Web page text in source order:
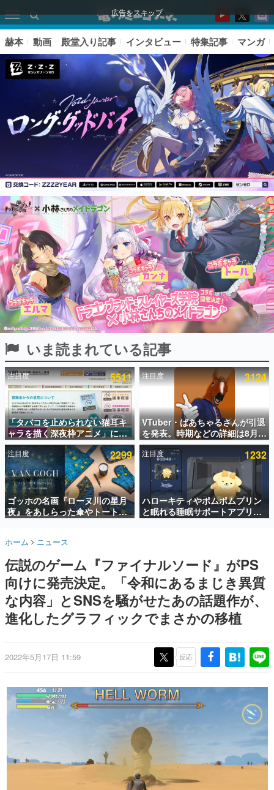
広告をスキップ
ピックアップ
電ファミのいま読まれている記事ランキング
アプリセール情報
インタビュー
連載・特集一覧
殿堂入り記事
SNS拡散数が数千以上！ ページビュー数万以上！ などな
ど。多くの人々に読まれた、電ファミ渾身の“殿堂入り”記
事をまとめました。
ゲームの企画書
名作ゲームクリエイターの方々に製作時のエピソードをお
聞きし、ヒットする企画（ゲーム）とは何か？を探ってい
きます。
赫本
この物語を解いてはいけない。『赫本』は、〈試験問題〉
の形をした短編ホラー小説集です。
新世代に訊く
これからのデジタルゲーム市場を担う若きクリエイター達
の姿を追い、彼らのルーツと情熱を探っていきます。
ゲームに多大な影響を受けた作家さんに取材し、ゲームが
日本のコンテンツ産業やカルチャーに与えた影響を探る企
画です。
日本モバイルゲーム産業史
日本のモバイルゲーム史における主要なトピック・タイト
ルを網羅するほか、開発者へのインタビューや識者による
解説を掲載。約20年の歴史が一望できる決定版！
『うつヌケ』『ペンと箸』等で知られるマンガ家・田中圭
一先生によるゲーム業界レポートマンガです。
なんでゲームは面白い？
ゲーム開発者・hamatsu氏がゲームの魅力を画面や操作の
具体的な形から解き明かしていく、硬派で骨太な評論連載
ゲームが変えた日本語
「経験値」「裏技」「ラスボス」… ゲームにまつわる言葉
の起源や用法の変遷を、コンピューター文化史研究家・タ
イニーP氏が徹底調査。
赫本 動画 殿堂入り記事 インタビュー 特集記事 マンガ
いま読まれている記事
注目度 5511
「タバコを止められない猫耳キ
ャラを描く深夜枠アニメ」に視
聴者の一部から批判意見。違法
薬物の使用と思しき描写も含め
て、BPOが議論を交わす
注目度 3124
VTuber・ばあちゃるさんが引退
を発表。時期などの詳細は8月9
日15時からの配信で説明
注目度 2299
ゴッホの名画『ローヌ川の星月
夜』をあしらった傘やトートバ
ッグなどが登場。8月7日21時よ
注目度 1232
ハローキティやポムポムプリン
と眠れる睡眠サポートアプリ
『ゆめたび』が配信中。キャラ
ホーム ニュース
伝説のゲーム『ファイナルソード』がPS
向けに発売決定。「令和にあるまじき異質
な内容」とSNSを騒がせたあの話題作が、
進化したグラフィックでまさかの移植
2022年5月17日 11:59 反応